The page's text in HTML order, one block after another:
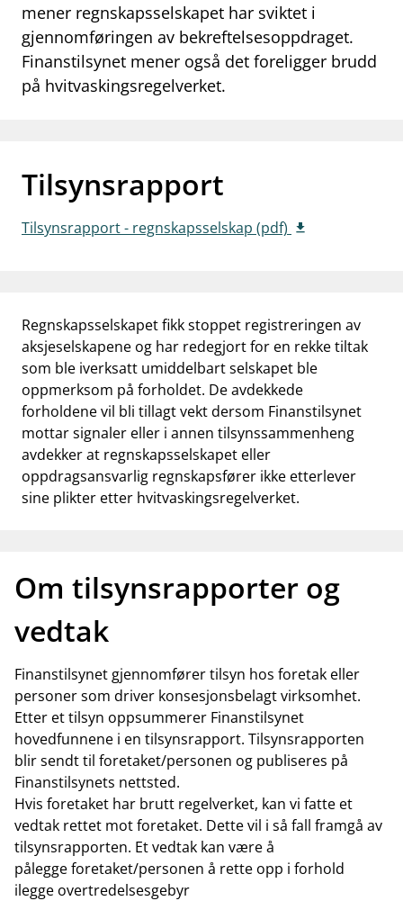
mener regnskapsselskapet har sviktet i
gjennomføringen av bekreftelsesoppdraget.
Finanstilsynet mener også det foreligger brudd
på hvitvaskingsregelverket.
Tilsynsrapport
Tilsynsrapport - regnskapsselskap (pdf)
Regnskapsselskapet fikk stoppet registreringen av
aksjeselskapene og har redegjort for en rekke tiltak
som ble iverksatt umiddelbart selskapet ble
oppmerksom på forholdet. De avdekkede
forholdene vil bli tillagt vekt dersom Finanstilsynet
mottar signaler eller i annen tilsynssammenheng
avdekker at regnskapsselskapet eller
oppdragsansvarlig regnskapsfører ikke etterlever
sine plikter etter hvitvaskingsregelverket.
Om tilsynsrapporter og
vedtak
Finanstilsynet gjennomfører tilsyn hos foretak eller
personer som driver konsesjonsbelagt virksomhet.
Etter et tilsyn oppsummerer Finanstilsynet
hovedfunnene i en tilsynsrapport. Tilsynsrapporten
blir sendt til foretaket/personen og publiseres på
Finanstilsynets nettsted.
Hvis foretaket har brutt regelverket, kan vi fatte et
vedtak rettet mot foretaket. Dette vil i så fall framgå av
tilsynsrapporten. Et vedtak kan være å
pålegge foretaket/personen å rette opp i forhold
ilegge overtredelsesgebyr